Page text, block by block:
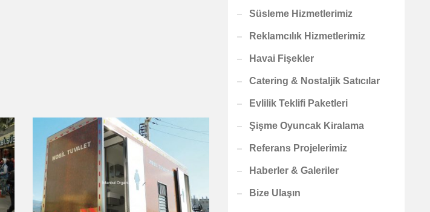
Süsleme Hizmetlerimiz
Reklamcılık Hizmetlerimiz
Havai Fişekler
Catering & Nostaljik Satıcılar
Evlilik Teklifi Paketleri
Şişme Oyuncak Kiralama
Referans Projelerimiz
Haberler & Galeriler
Bize Ulaşın